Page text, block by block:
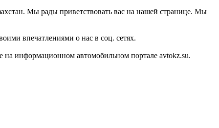
Мы рады приветствовать вас на нашей странице. Мы
впечатлениями о нас в соц. сетях.
на информационном автомобильном портале avtokz.su.